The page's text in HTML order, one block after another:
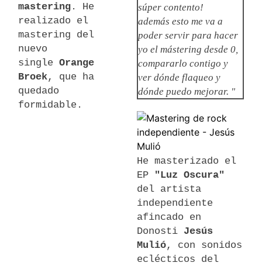
mastering . He
realizado el
mastering del
nuevo
singleOrange
Broek, que ha
quedado
formidable.
súper contento!
además esto me va a
poder servir para hacer
yo el mástering desde 0,
compararlo contigo y
ver dónde flaqueo y
dónde puedo mejorar. "
He masterizado el
EP
"Luz Oscura"
del artista
independiente
afincado en
Donosti Jesús
Mulió, con sonidos
eclécticos del